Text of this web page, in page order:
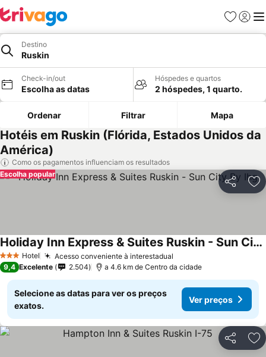
Favoritos
Iniciar
Destino
Ruskin
Check-in/out
Escolha as datas
Hóspedes e quartos
2 hóspedes, 1 quarto.
Ordenar Filtrar Mapa
Hotéis em Ruskin (Flórida, Estados Unidos da
América)
Como os pagamentos influenciam os resultados
Partilhar
Escolha popular
3 EstrelasHotel Acesso conveniente à interestadual
Holiday Inn Express & Suites Ruskin - Sun City By Ihg
9,4 Excelente 2.504 a 4.6 km de Centro da cidade
Selecione as datas para ver os preços
exatos.
Ver preços
Partilhar